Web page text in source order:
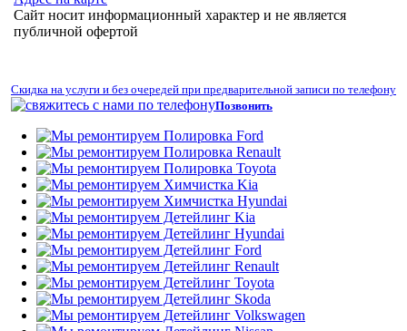
Сайт носит информационный характер и не является
публичной офертой
Скидка на услуги и без очередей при предварительной записи по телефону
Позвонить